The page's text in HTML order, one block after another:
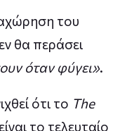
του
θα περάσει
όταν φύγει».
ότι το The
το τελευταίο